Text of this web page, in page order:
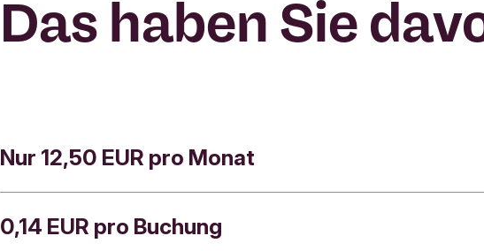
Das haben Sie
Nur 12,50 EUR pro Monat
Sie bezahlen nur, was nötig ist, um die tatsächlich
0,14 EUR pro Buchung